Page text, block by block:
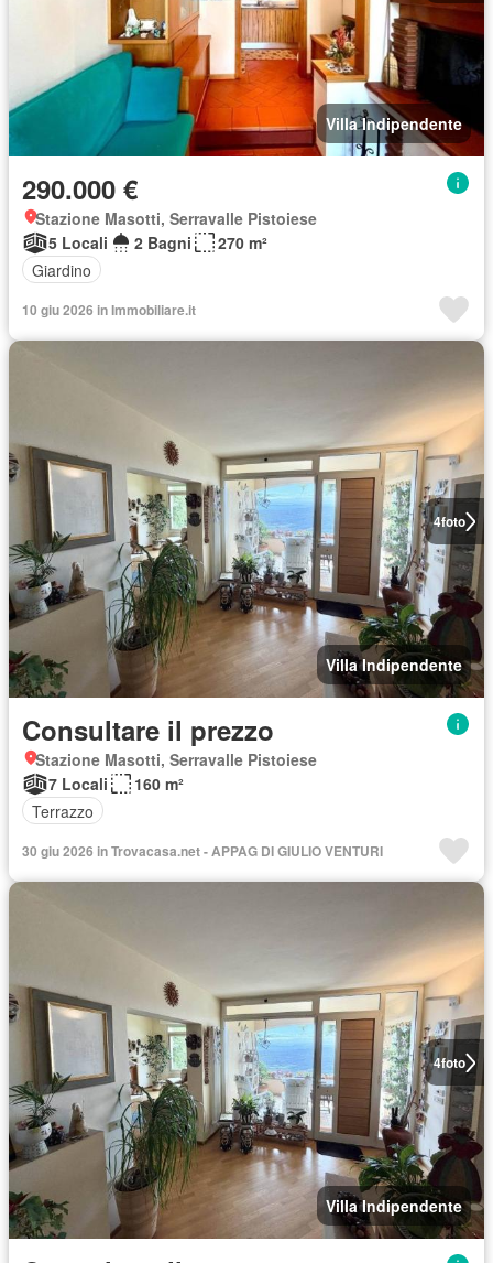
Villa Indipendente
290.000 €
Stazione Masotti, Serravalle Pistoiese
5 Locali
2 Bagni
270 m²
Giardino
10 giu 2026 in Immobiliare.it
4foto
Villa Indipendente
Consultare il prezzo
Stazione Masotti, Serravalle Pistoiese
7 Locali
160 m²
Terrazzo
30 giu 2026 in Trovacasa.net - APPAG DI GIULIO VENTURI
4foto
Villa Indipendente